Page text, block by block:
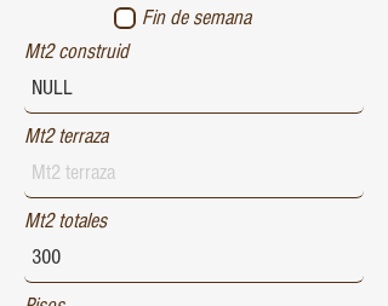
Fin de semana
Mt2 construid
Mt2 terraza
Mt2 totales